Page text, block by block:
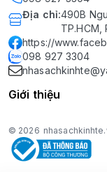
Địa chỉ:490B
TP.HCM,
https://
098 927 3304
Giới thiệu
© 2026